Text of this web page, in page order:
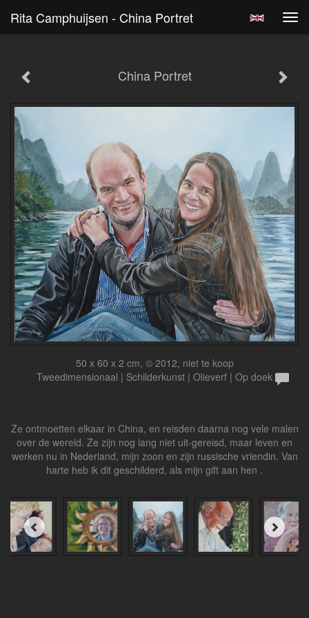
Rita Camphuijsen - China Portret
China Portret
50 x 60 x 2 cm, © 2012, niet te koop
Tweedimensionaal | Schilderkunst | Olieverf | Op doek
Ze ontmoetten elkaar in China, en reisden daarna nog vele malen
over de wereld. Ze zijn nog lang niet uit-gereisd, maar leven en
werken nu in Nederland, mijn zoon en zijn russische vriendin. Van
harte heb ik dit geschilderd, als mijn gift aan hen .